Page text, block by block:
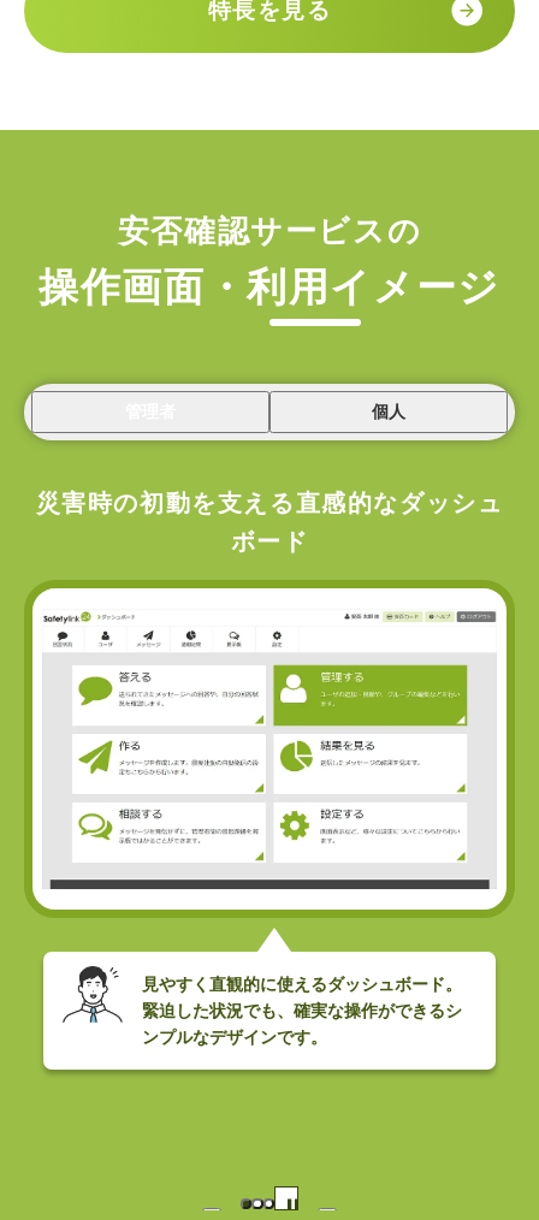
特長を見る
安否確認サービスの
操作画面・利用イメージ
個人
災害時の初動を支える直感的なダッシュ
ボード
見やすく直観的に使えるダッシュボード。
緊迫した状況でも、確実な操作ができるシ
ンプルなデザインです。